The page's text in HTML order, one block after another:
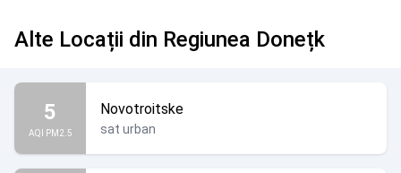
Alte Locații din Regiunea Donețk
5
AQI PM2.5
Novotroitske
sat urban